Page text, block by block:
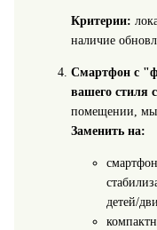
Критерии:
наличие
Смартфон с
вашего стиля
помещении,
Заменить на:
детей/